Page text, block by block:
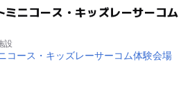
ニコース・キッズレーサーコム
設